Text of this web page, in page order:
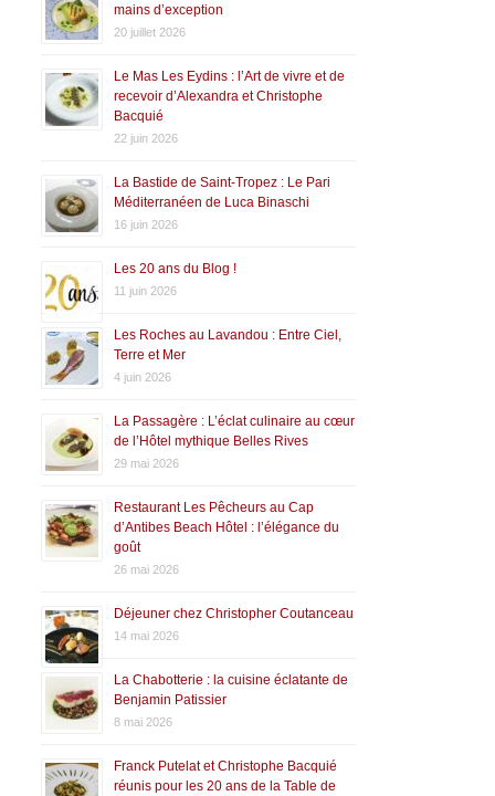
mains d’exception
20 juillet 2026
Le Mas Les Eydins : l’Art de vivre et de
recevoir d’Alexandra et Christophe
Bacquié
22 juin 2026
La Bastide de Saint-Tropez : Le Pari
Méditerranéen de Luca Binaschi
16 juin 2026
Les 20 ans du Blog !
11 juin 2026
Les Roches au Lavandou : Entre Ciel,
Terre et Mer
4 juin 2026
La Passagère : L’éclat culinaire au cœur
de l’Hôtel mythique Belles Rives
29 mai 2026
Restaurant Les Pêcheurs au Cap
d’Antibes Beach Hôtel : l’élégance du
goût
26 mai 2026
Déjeuner chez Christopher Coutanceau
14 mai 2026
La Chabotterie : la cuisine éclatante de
Benjamin Patissier
8 mai 2026
Franck Putelat et Christophe Bacquié
réunis pour les 20 ans de la Table de